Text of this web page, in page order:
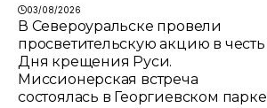
03/08/2026
В Североуральске провели
просветительскую акцию в честь
Дня крещения Руси.
Миссионерская встреча
состоялась в Георгиевском парке